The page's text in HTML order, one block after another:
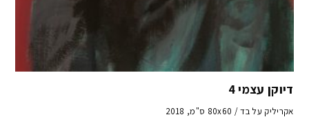
דיוקן עצמי 4
אקריליק על בד / 80x60 ס"מ, 2018